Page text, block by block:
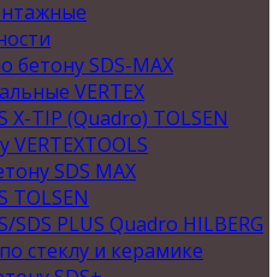
бетону SDS-MAX
VERTEX
X-TIP (Quadro) TOLSEN
SDS MAX
TOLSEN
SDS PLUS Quadro HILBERG
стеклу и керамике